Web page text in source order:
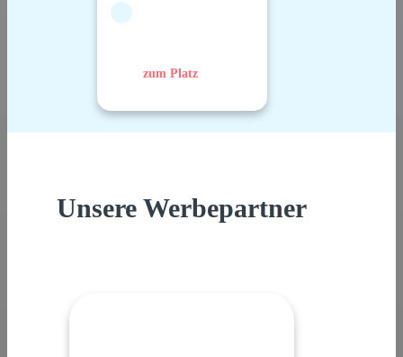
zum Platz
Unsere Werbepartner